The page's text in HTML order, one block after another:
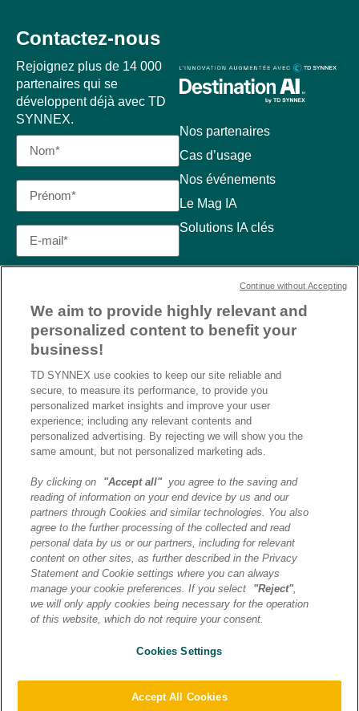
Nos partenaires
Cas d’usage
Nos événements
Le Mag IA
Solutions IA clés
Contactez-nous
Rejoignez plus de 14 000
partenaires qui se
développent déjà avec TD
SYNNEX.
J’ai lu et j’accepte la
politique de confidentialité et
les conditions d’utilisation
de Destination AI.​
ENVOYER
cookies|Transfert de données
We aim to provide highly relevant and
personalized content to benefit your
business!
TD SYNNEX use cookies to keep our site reliable and
secure, to measure its performance, to provide you
personalized market insights and improve your user
experience; including any relevant contents and
personalized advertising. By rejecting we will show you the
same amount, but not personalized marketing ads.
By clicking on "Accept all"you agree to the saving and
reading of information on your end device by us and our
partners through Cookies and similar technologies. You also
agree to the further processing of the collected and read
personal data by us or our partners, including for relevant
content on other sites, as further described in the Privacy
Statement and Cookie settings where you can always
manage your cookie preferences. If you select
"Reject",
we will only apply cookies being necessary for the operation
of this website, which do not require your consent.
Cookies Settings
Accept All Cookies
Continue without Accepting